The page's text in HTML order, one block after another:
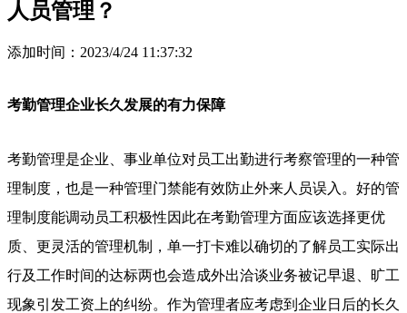
人员管理？
添加时间：2023/4/24 11:37:32
考勤管理企业长久发展的有力保障
考勤管理是企业、事业单位对员工出勤进行考察管理的一种管
理制度，也是一种管理门禁能有效防止外来人员误入。好的管
理制度能调动员工积极性因此在考勤管理方面应该选择更优
质、更灵活的管理机制，单一打卡难以确切的了解员工实际出
行及工作时间的达标两也会造成外出洽谈业务被记早退、旷工
现象引发工资上的纠纷。作为管理者应考虑到企业日后的长久